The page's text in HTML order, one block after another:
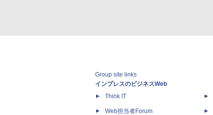
Group site links
インプレスのビジネスWeb
Think IT
Web担当者Forum